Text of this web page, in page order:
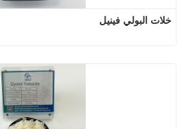
خلات البولي فينيل